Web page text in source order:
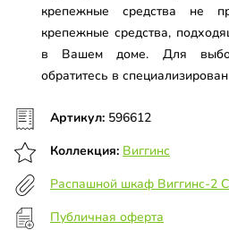
крепежные средства не
крепежные средства,
в Вашем доме. Для
обратитесь в
Артикул: 596612
Коллекция: Виггинс
Распашной шкаф Виггинс-2
Публичная оферта